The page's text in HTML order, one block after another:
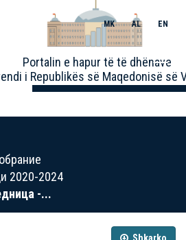
Portalin e hapur të të dhënave
i Republikës së Maqedonisë së
MK AL EN
Toggle
2020-2024
-...